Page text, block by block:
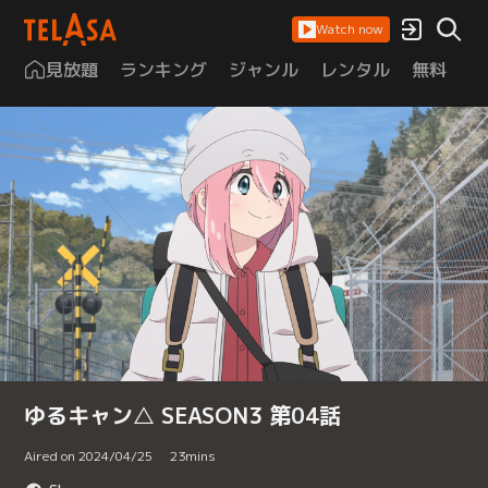
Watch now
見放題 ランキング ジャンル レンタル 無料
ゆるキャン△ SEASON3 第04話
Aired on 2024/04/25 23mins